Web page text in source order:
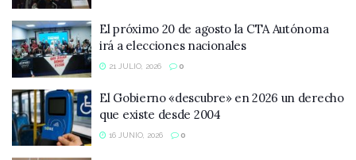
El próximo 20 de agosto la CTA Autónoma
irá a elecciones nacionales
21 JULIO, 2026 0
El Gobierno «descubre» en 2026 un derecho
que existe desde 2004
16 JUNIO, 2026 0